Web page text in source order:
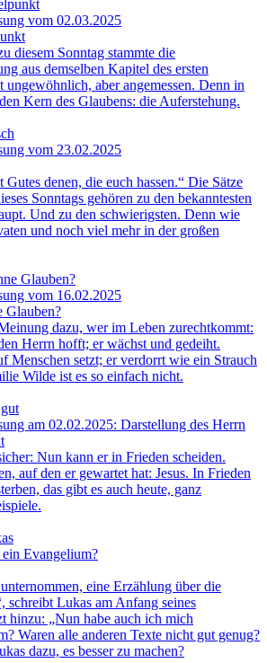
vom 02.03.2025
diesem Sonntag stammte die
aus demselben Kapitel des ersten
aber angemessen. Denn in
Kern des Glaubens: die Auferstehung.
vom 23.02.2025
denen, die euch hassen.“ Die Sätze
Sonntags gehören zu den bekanntesten
Und zu den schwierigsten. Denn wie
und noch viel mehr in der großen
vom 16.02.2025
Glauben?
dazu, wer im Leben zurechtkommt:
Herrn hofft; er wächst und gedeiht.
Menschen setzt; er verdorrt wie ein Strauch
Wilde ist es so einfach nicht.
am 02.02.2025: Darstellung des Herrn
Nun kann er in Frieden scheiden.
auf den er gewartet hat: Jesus. In Frieden
das gibt es auch heute, ganz
Evangelium?
eine Erzählung über die
schreibt Lukas am Anfang seines
hinzu: „Nun habe auch ich mich
Waren alle anderen Texte nicht gut genug?
dazu, es besser zu machen?